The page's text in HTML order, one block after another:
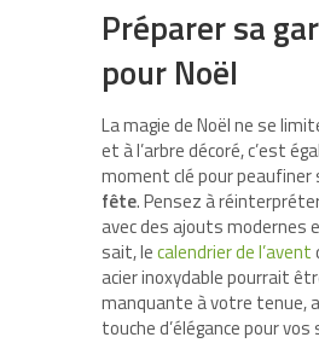
Préparer sa
pour Noël
La magie de Noël ne se
et à l’arbre décoré, c’est
moment clé pour peaufiner
fête. Pensez à
avec des ajouts modernes
sait, lecalendrier de l’avent
acier inoxydable pourrait
manquante à votre tenue,
touche d’élégance pour vos